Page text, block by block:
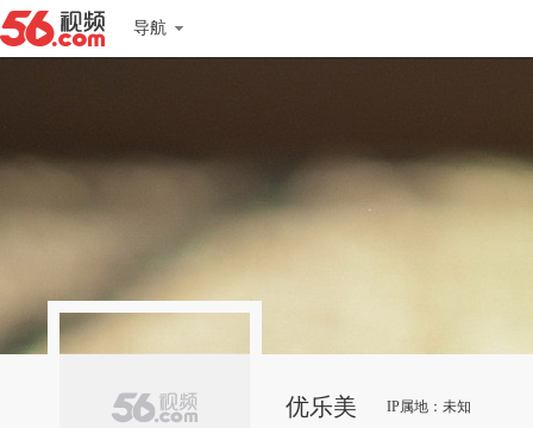
导航
优乐美 IP属地：未知